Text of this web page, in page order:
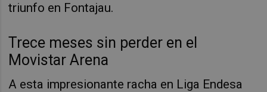
triunfo en Fontajau.
Trece meses sin perder en el
Movistar Arena
A esta impresionante racha en Liga Endesa